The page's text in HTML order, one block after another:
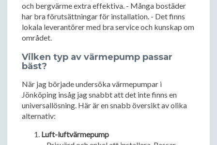
och bergvärme extra effektiva. - Många bostäder
har bra förutsättningar för installation. - Det finns
lokala leverantörer med bra service och kunskap om
området.
Vilken typ av värmepump passar
bäst?
När jag började undersöka värmepumpar i
Jönköping insåg jag snabbt att det inte finns en
universallösning. Här är en snabb översikt av olika
alternativ:
Luft-luftvärmepump